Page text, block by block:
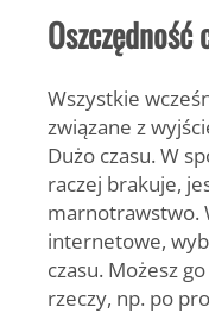
Oszczędność
Wszystkie
związane z
Dużo czasu. W
raczej brakuje,
marnotrawstwo.
internetowe,
czasu. Możesz
rzeczy, np. po